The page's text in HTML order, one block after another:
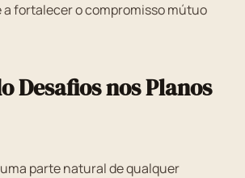
a fortalecer o compromisso mútuo
Desafios nos Planos
parte natural de qualquer